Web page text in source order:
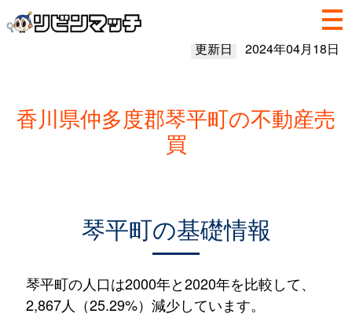
更新日 2024年04月18日
香川県仲多度郡琴平町の不動産売
買
琴平町の基礎情報
琴平町の人口は2000年と2020年を比較して、
2,867人（25.29%）減少しています。